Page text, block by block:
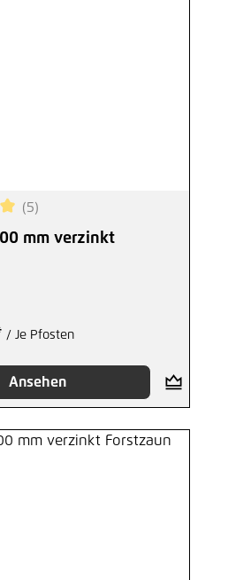
Bewertung von 5 von 5
(5)
mm verzinkt
/ Je Pfosten
Ansehen